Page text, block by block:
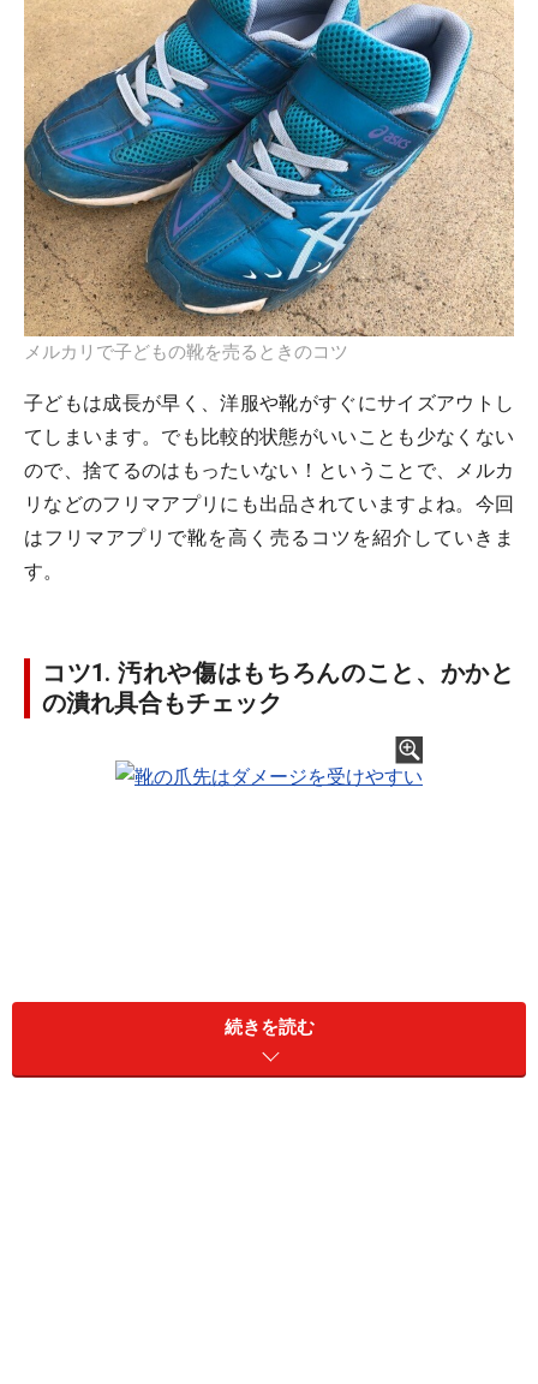
メルカリで子どもの靴を売るときのコツ
子どもは成長が早く、洋服や靴がすぐにサイズアウトし
てしまいます。でも比較的状態がいいことも少なくない
ので、捨てるのはもったいない！ということで、メルカ
リなどのフリマアプリにも出品されていますよね。今回
はフリマアプリで靴を高く売るコツを紹介していきま
す。
コツ1. 汚れや傷はもちろんのこと、かかと
の潰れ具合もチェック
続きを読む